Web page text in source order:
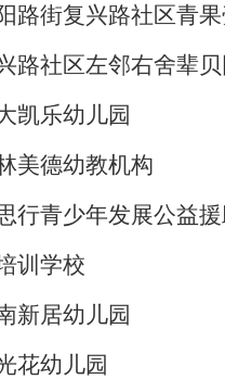
路街复兴路社区青
路社区左邻右舍辈
凯乐幼儿园
美德幼教机构
行青少年发展公益
训学校
新居幼儿园
花幼儿园